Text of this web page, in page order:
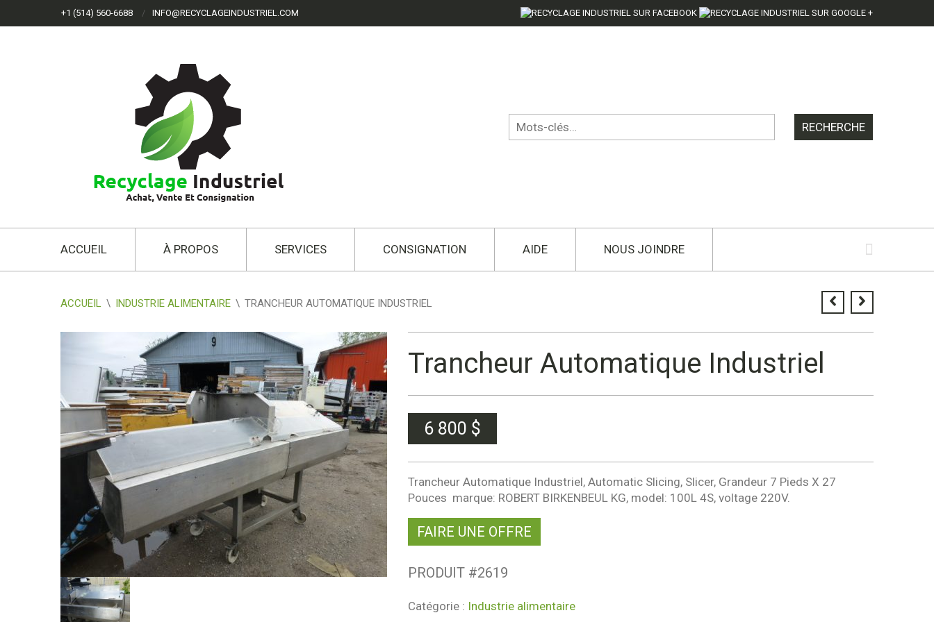
+1 (514) 560-6688 INFO@RECYCLAGEINDUSTRIEL.COM
ACCUEIL À PROPOS SERVICES CONSIGNATION AIDE NOUS JOINDRE
ACCUEIL \ INDUSTRIE ALIMENTAIRE \ TRANCHEUR AUTOMATIQUE INDUSTRIEL
Trancheur Automatique Industriel
6 800 $
Trancheur Automatique Industriel, Automatic Slicing, Slicer, Grandeur 7 Pieds X 27
Pouces marque: ROBERT BIRKENBEUL KG, model: 100L 4S, voltage 220V.
FAIRE UNE OFFRE
PRODUIT #2619
Catégorie : Industrie alimentaire